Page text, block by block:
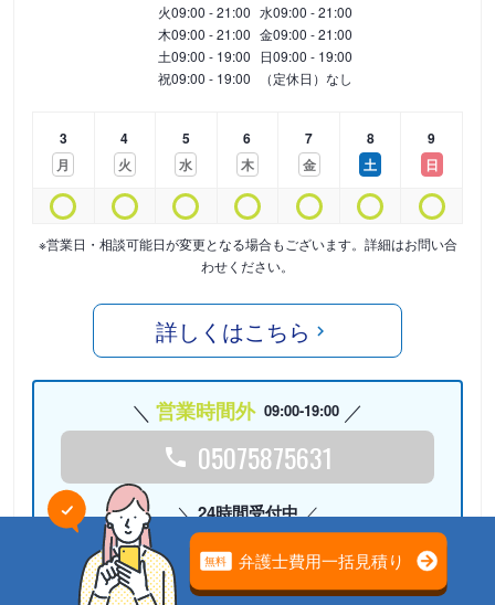
火09:00 - 21:00 水09:00 - 21:00
木09:00 - 21:00 金09:00 - 21:00
土09:00 - 19:00 日09:00 - 19:00
祝09:00 - 19:00 （定休日）なし
3
月
4
火
5
水
6
木
7
金
8
土
9
日
※営業日・相談可能日が変更となる場合もございます。詳細はお問い合
わせください。
詳しくはこちら
営業時間外 09:00-19:00
05075875631
24時間受付中
Webで相談